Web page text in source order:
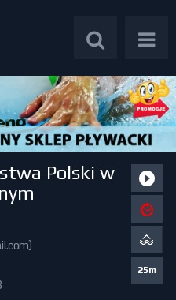
Polski w
)
25m